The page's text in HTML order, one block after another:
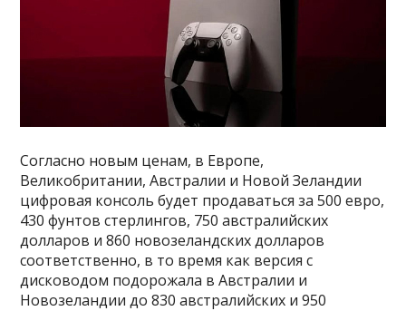
Согласно новым ценам, в Европе,
Великобритании, Австралии и Новой Зеландии
цифровая консоль будет продаваться за 500 евро,
430 фунтов стерлингов, 750 австралийских
долларов и 860 новозеландских долларов
соответственно, в то время как версия с
дисководом подорожала в Австралии и
Новозеландии до 830 австралийских и 950